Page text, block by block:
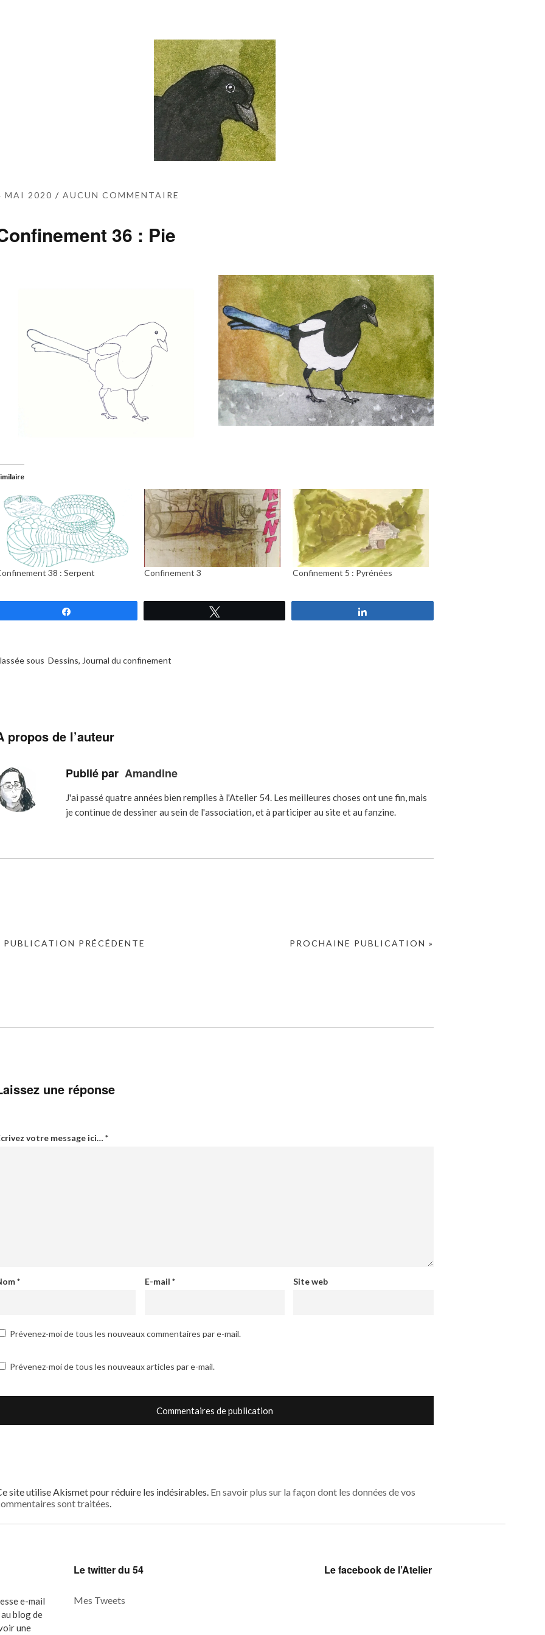
MAI 2020 AUCUN COMMENTAIRE
36 : Pie
38 : Serpent Confinement 3 Confinement 5 : Pyrénées
sous Dessins, Journal du confinement
propos de l’auteur
Publié par Amandine
J'ai passé quatre années bien remplies à l'Atelier 54. Les meilleures choses ont une fin, mais
je continue de dessiner au sein de l'association, et à participer au site et au fanzine.
PROCHAINE PUBLICATION »
PUBLICATION PRÉCÉDENTE
une réponse
votre message ici… *
* E-mail * Site web
Prévenez-moi de tous les nouveaux commentaires par e-mail.
Prévenez-moi de tous les nouveaux articles par e-mail.
site utilise Akismet pour réduire les indésirables. En savoir plus sur la façon dont les données de vos
sont traitées
e-mail
blog de
une
Le twitter du 54
Mes Tweets
Le facebook de l’Atelier